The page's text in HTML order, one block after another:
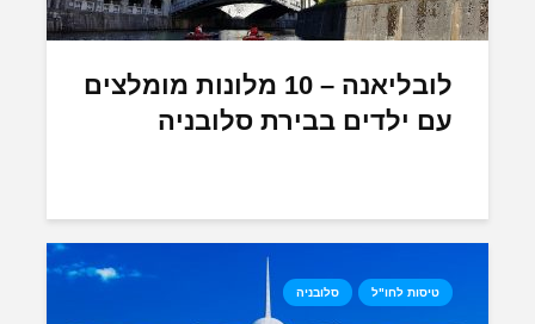
לובליאנה – 10 מלונות מומלצים
עם ילדים בבירת סלובניה
טיסות לחו"ל סלובניה